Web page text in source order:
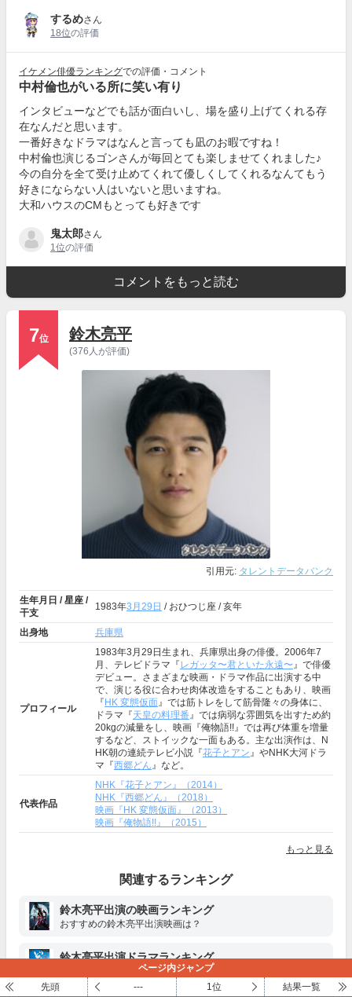
するめさん
18位の評価
イケメン俳優ランキングでの評価・コメント
中村倫也がいる所に笑い有り
インタビューなどでも話が面白いし、場を盛り上げてくれる存
在なんだと思います。
一番好きなドラマはなんと言っても凪のお暇ですね！
中村倫也演じるゴンさんが毎回とても楽しませてくれました♪
今の自分を全て受け止めてくれて優しくしてくれるなんてもう
好きにならない人はいないと思いますね。
大和ハウスのCMもとっても好きです
鬼太郎さん
1位の評価
コメントをもっと読む
7位 鈴木亮平
(376人が評価)
引用元: タレントデータバンク
生年月日 / 星座 /
干支
1983年3月29日 / おひつじ座 / 亥年
出身地 兵庫県
プロフィール
1983年3月29日生まれ、兵庫県出身の俳優。2006年7
月、テレビドラマ『 レガッタ〜君といた永遠〜』で俳優
デビュー。さまざまな映画・ドラマ作品に出演する中
で、演じる役に合わせ肉体改造をすることもあり、映画
『 HK 変態仮面』では筋トレをして筋骨隆々の身体に、
ドラマ『天皇の料理番』では病弱な雰囲気を出すため約
20kgの減量をし、映画『俺物語!!』では再び体重を増量
するなど、ストイックな一面もある。主な出演作は、N
HK朝の連続テレビ小説『花子とアン』やNHK大河ドラ
マ『西郷どん』など。
代表作品
NHK『花子とアン』（2014）
NHK『西郷どん』（2018）
映画『HK 変態仮面』（2013）
映画『俺物語!!』（2015）
もっと見る
関連するランキング
鈴木亮平出演の映画ランキング
おすすめの鈴木亮平出演映画は？
鈴木亮平出演ドラマランキング
おすすめの鈴木亮平出演ドラマは？
ページ内ジャンプ
先頭
--- 1位 結果一覧